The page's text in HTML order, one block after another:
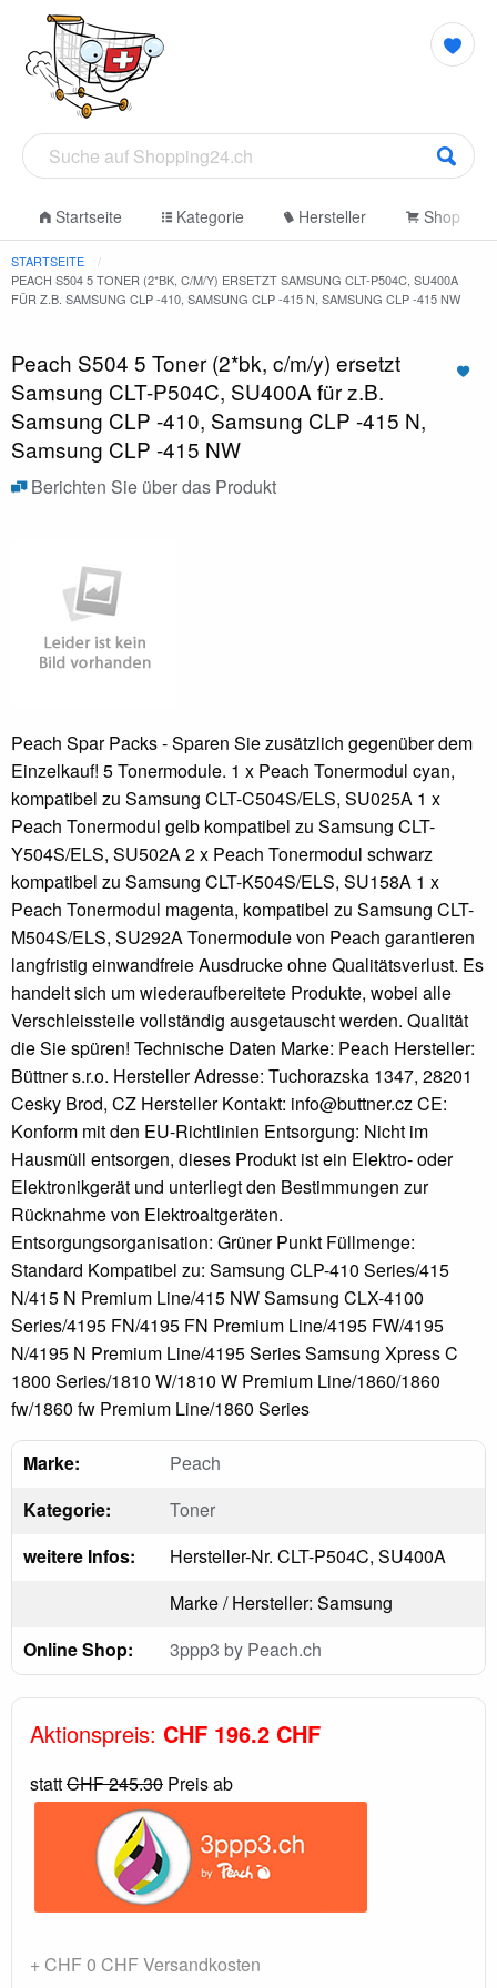
Startseite Kategorie Hersteller Shop
STARTSEITE
PEACH S504 5 TONER (2*BK, C/M/Y) ERSETZT SAMSUNG CLT-P504C, SU400A
FÜR Z.B. SAMSUNG CLP -410, SAMSUNG CLP -415 N, SAMSUNG CLP -415 NW
Peach S504 5 Toner (2*bk, c/m/y) ersetzt
Samsung CLT-P504C, SU400A für z.B.
Samsung CLP -410, Samsung CLP -415 N,
Samsung CLP -415 NW
Berichten Sie über das Produkt
Peach Spar Packs - Sparen Sie zusätzlich gegenüber dem
Einzelkauf! 5 Tonermodule. 1 x Peach Tonermodul cyan,
kompatibel zu Samsung CLT-C504S/ELS, SU025A 1 x
Peach Tonermodul gelb kompatibel zu Samsung CLT-
Y504S/ELS, SU502A 2 x Peach Tonermodul schwarz
kompatibel zu Samsung CLT-K504S/ELS, SU158A 1 x
Peach Tonermodul magenta, kompatibel zu Samsung CLT-
M504S/ELS, SU292A Tonermodule von Peach garantieren
langfristig einwandfreie Ausdrucke ohne Qualitätsverlust. Es
handelt sich um wiederaufbereitete Produkte, wobei alle
Verschleissteile vollständig ausgetauscht werden. Qualität
die Sie spüren! Technische Daten Marke: Peach Hersteller:
Büttner s.r.o. Hersteller Adresse: Tuchorazska 1347, 28201
Cesky Brod, CZ Hersteller Kontakt: info@buttner.cz CE:
Konform mit den EU-Richtlinien Entsorgung: Nicht im
Hausmüll entsorgen, dieses Produkt ist ein Elektro- oder
Elektronikgerät und unterliegt den Bestimmungen zur
Rücknahme von Elektroaltgeräten.
Entsorgungsorganisation: Grüner Punkt Füllmenge:
Standard Kompatibel zu: Samsung CLP-410 Series/415
N/415 N Premium Line/415 NW Samsung CLX-4100
Series/4195 FN/4195 FN Premium Line/4195 FW/4195
N/4195 N Premium Line/4195 Series Samsung Xpress C
1800 Series/1810 W/1810 W Premium Line/1860/1860
fw/1860 fw Premium Line/1860 Series
Marke:
Peach
Kategorie:
Toner
weitere Infos:
Hersteller-Nr. CLT-P504C, SU400A
Marke / Hersteller: Samsung
Online Shop:
3ppp3 by Peach.ch
Aktionspreis: CHF 196.2 CHF
stattCHF 245.30 Preis ab
+ CHF 0 CHF Versandkosten